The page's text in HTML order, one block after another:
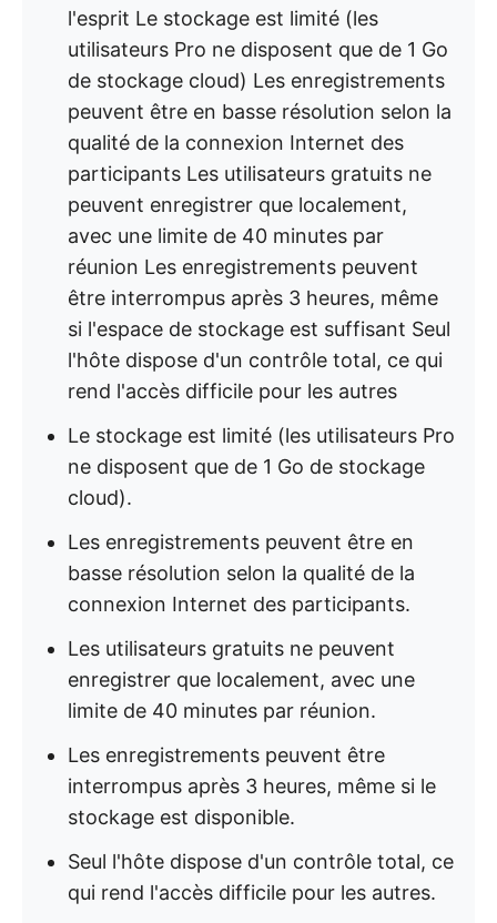
l'esprit Le stockage est limité (les
utilisateurs Pro ne disposent que de 1 Go
de stockage cloud) Les enregistrements
peuvent être en basse résolution selon la
qualité de la connexion Internet des
participants Les utilisateurs gratuits ne
peuvent enregistrer que localement,
avec une limite de 40 minutes par
réunion Les enregistrements peuvent
être interrompus après 3 heures, même
si l'espace de stockage est suffisant Seul
l'hôte dispose d'un contrôle total, ce qui
rend l'accès difficile pour les autres
Le stockage est limité (les utilisateurs Pro
ne disposent que de 1 Go de stockage
cloud).
Les enregistrements peuvent être en
basse résolution selon la qualité de la
connexion Internet des participants.
Les utilisateurs gratuits ne peuvent
enregistrer que localement, avec une
limite de 40 minutes par réunion.
Les enregistrements peuvent être
interrompus après 3 heures, même si le
stockage est disponible.
Seul l'hôte dispose d'un contrôle total, ce
qui rend l'accès difficile pour les autres.